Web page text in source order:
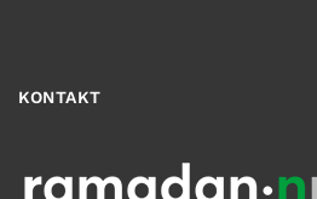
KONTAKT